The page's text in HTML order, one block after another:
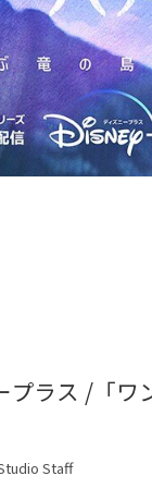
プラス /「ワ
Staff